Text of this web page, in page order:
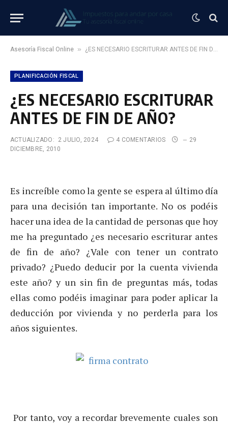
Asesoría Fiscal Online » ¿ES NECESARIO ESCRITURAR ANTES DE FIN DE AÑO?
PLANIFICACIÓN FISCAL
¿ES NECESARIO ESCRITURAR
ANTES DE FIN DE AÑO?
ACTUALIZADO: 2 JULIO, 2024 4 COMENTARIOS
29
DICIEMBRE, 2010
Es increíble como la gente se espera al último día
para una decisión tan importante. No os podéis
hacer una idea de la cantidad de personas que hoy
me ha preguntado ¿es necesario escriturar antes
de fin de año? ¿Vale con tener un contrato
privado? ¿Puedo deducir por la cuenta vivienda
este año? y un sin fin de preguntas más, todas
ellas como podéis imaginar para poder aplicar la
deducción por vivienda y no perderla para los
años siguientes.
Por tanto, voy a recordar brevemente cuales son